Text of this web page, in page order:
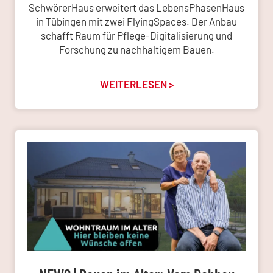
SchwörerHaus erweitert das LebensPhasenHaus
in Tübingen mit zwei FlyingSpaces. Der Anbau
schafft Raum für Pflege-Digitalisierung und
Forschung zu nachhaltigem Bauen.
WEITERLESEN >